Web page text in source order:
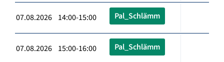
07.08.2026 14:00-15:00 Pal_Schlämm
07.08.2026 15:00-16:00 Pal_Schlämm